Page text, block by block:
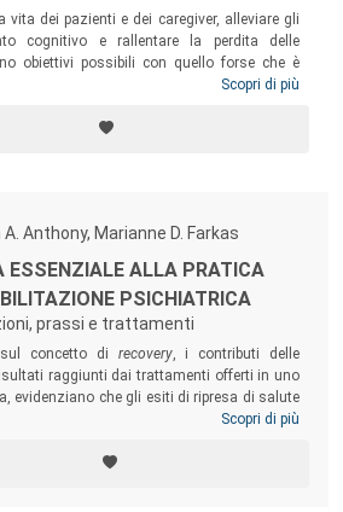
vita dei pazienti e dei caregiver, alleviare gli
cognitivo e rallentare la perdita delle
obiettivi possibili con quello forse che è
contare: la riabilitazione e la stimolazione
studiate e proposte per contrastare il
presentare un
Scopri di più
A. Anthony, Marianne D. Farkas
ESSENZIALE ALLA PRATICA
PSICHIATRICA
prassi e trattamenti
concetto di recovery, i contributi delle
raggiunti dai trattamenti offerti in uno
evidenziano che gli esiti di ripresa di salute
nella dimensione biologica che in quella
ruoli sociali deve diventare la visione
Servizi di salute mentale, dando assoluta
Scopri di più